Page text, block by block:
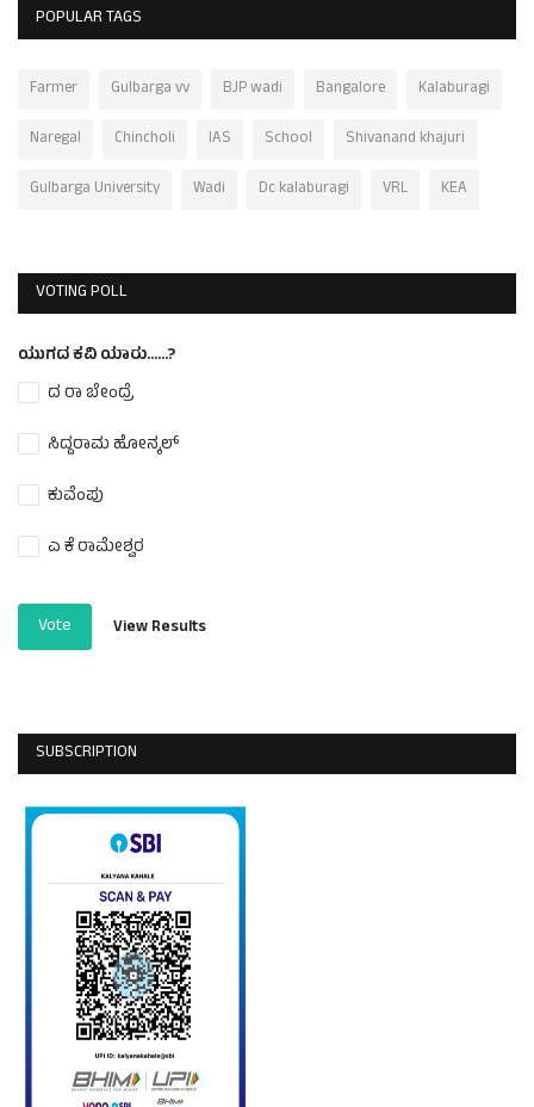
POPULAR TAGS
Farmer Gulbarga vv BJP wadi Bangalore
Kalaburagi
Naregal
Chincholi IAS School
Shivanand khajuri
Gulbarga University
Wadi Dc kalaburagi VRL KEA
VOTING POLL
ಯುಗದ ಕವಿ ಯಾರು......?
ದ ರಾ ಬೇಂದ್ರೆ
ಸಿದ್ದರಾಮ ಹೋನ್ಕಲ್
ಕುವೆಂಪು
ಎ ಕೆ ರಾಮೇಶ್ವರ
Vote View Results
SUBSCRIPTION